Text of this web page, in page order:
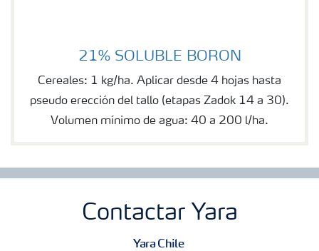
21% SOLUBLE BORON
Cereales: 1 kg/ha. Aplicar desde 4 hojas hasta
pseudo erección del tallo (etapas Zadok 14 a 30).
Volumen mínimo de agua: 40 a 200 l/ha.
Contactar Yara
Yara Chile